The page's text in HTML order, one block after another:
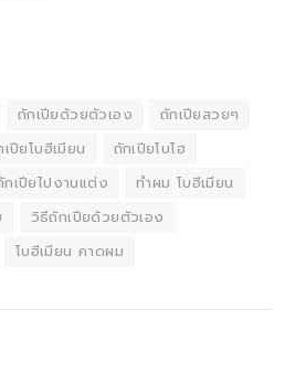
ถักเปียด้วยตัวเอง
ถักเปียสวยๆ
ปียโบฮีเมียน
ถักเปียโบโฮ
เปียไปงานแต่ง
ทําผม โบฮีเมียน
วิธีถักเปียด้วยตัวเอง
โบฮีเมียน คาดผม